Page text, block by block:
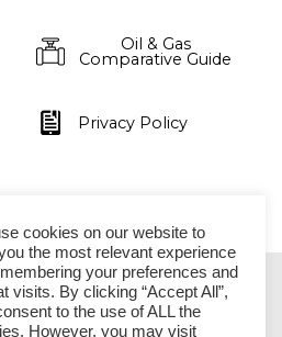
Oil & Gas
Comparative Guide
Privacy Policy
SÃO PAULO
cookies on our website to
the most relevant experience
your preferences and
visits. By clicking “Accept All”,
to the use of ALL the
However, you may visit